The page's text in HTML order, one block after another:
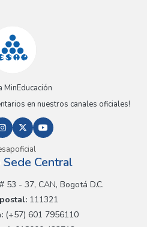
MinEducación
en nuestros canales oficiales!
Central
53 - 37, CAN, Bogotá D.C.
111321
(+57) 601 7956110